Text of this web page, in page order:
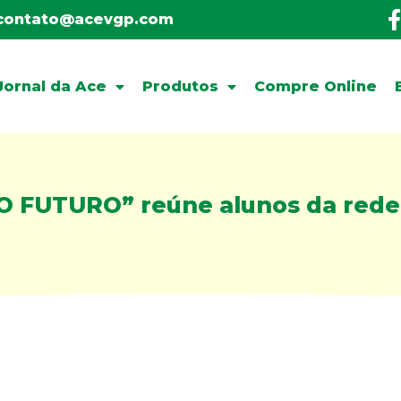
da Ace Produtos Compre Online
FUTURO” reúne alunos da